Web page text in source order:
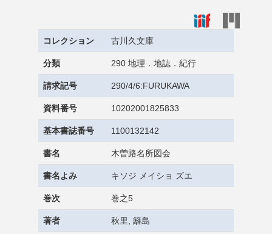
コレクション 古川久文庫
分類 290 地理．地誌．紀行
請求記号 290/4/6:FURUKAWA
資料番号 10202001825833
基本書誌番号 1100132142
書名 木曽路名所図会
書名よみ キソジ メイショ ズエ
巻次 巻之5
著者 秋里, 籬島